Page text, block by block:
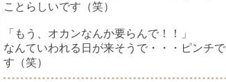
ことらしいです（笑）
「もう、オカンなんか要らんで！！」
なんていわれる日が来そうで・・・ピンチで
す（笑）